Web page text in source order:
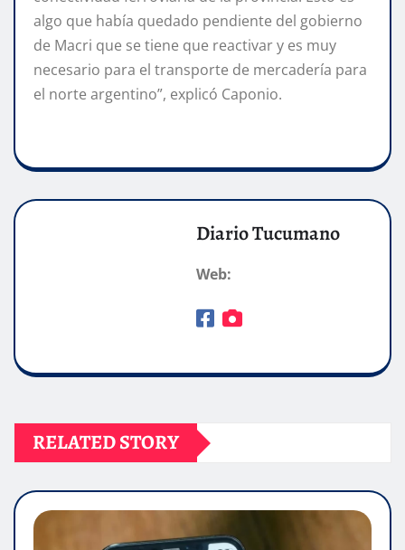
algo que había quedado pendiente del gobierno
de Macri que se tiene que reactivar y es muy
necesario para el transporte de mercadería para
el norte argentino”, explicó Caponio.
Diario Tucumano
Web:
RELATED STORY